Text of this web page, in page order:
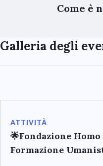
Come è
Galleria degli
ATTIVITÀ
🌟Fondazione
Formazione